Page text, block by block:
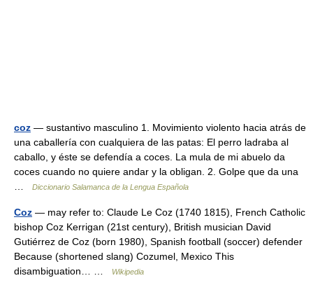
coz — sustantivo masculino 1. Movimiento violento hacia atrás de
una caballería con cualquiera de las patas: El perro ladraba al
caballo, y éste se defendía a coces. La mula de mi abuelo da
coces cuando no quiere andar y la obligan. 2. Golpe que da una
Diccionario Salamanca de la Lengua Española
Coz — may refer to: Claude Le Coz (1740 1815), French Catholic
bishop Coz Kerrigan (21st century), British musician David
Gutiérrez de Coz (born 1980), Spanish football (soccer) defender
Because (shortened slang) Cozumel, Mexico This
disambiguation… …
Wikipedia